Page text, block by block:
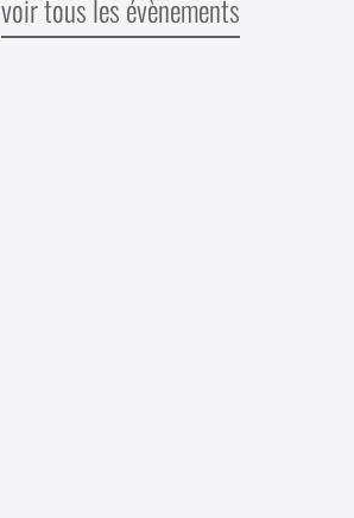
voir tous les évènements